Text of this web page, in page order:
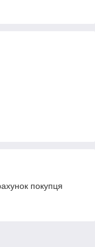
покупця